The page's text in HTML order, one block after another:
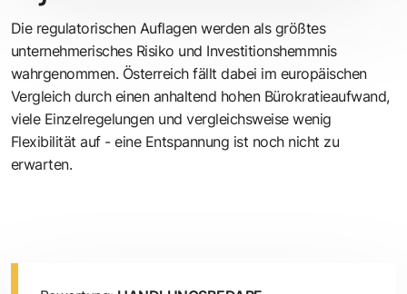
Die regulatorischen Auflagen werden als größtes
unternehmerisches Risiko und Investitionshemmnis
wahrgenommen. Österreich fällt dabei im europäischen
Vergleich durch einen anhaltend hohen Bürokratieaufwand,
viele Einzelregelungen und vergleichsweise wenig
Flexibilität auf - eine Entspannung ist noch nicht zu
erwarten.